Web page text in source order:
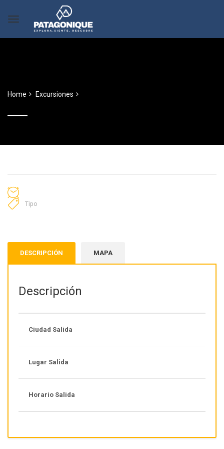
Home Excursiones
Tipo
DESCRIPCIÓN MAPA
Descripción
Ciudad Salida
Lugar Salida
Horario Salida